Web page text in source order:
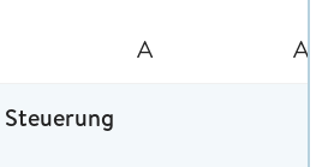
A A
Steuerung